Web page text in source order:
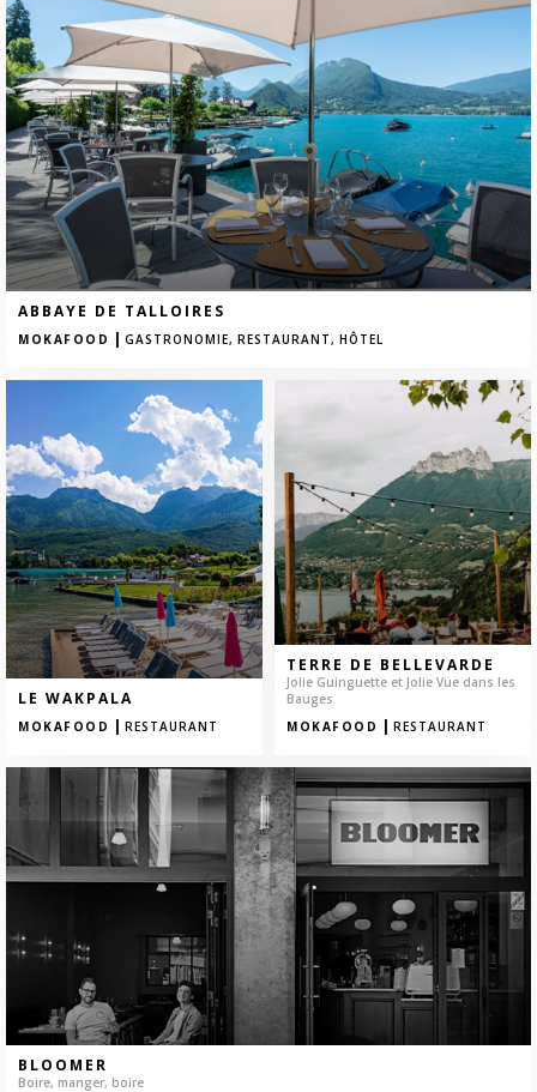
ABBAYE DE TALLOIRES
MOKAFOOD | GASTRONOMIE, RESTAURANT, HÔTEL
LE WAKPALA
MOKAFOOD | RESTAURANT
TERRE DE BELLEVARDE
Jolie Guinguette et Jolie Vue dans les
Bauges
MOKAFOOD | RESTAURANT
BLOOMER
Boire, manger, boire